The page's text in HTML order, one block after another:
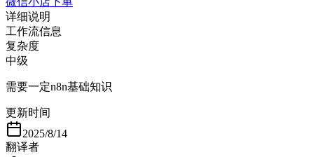
详细说明
工作流信息
复杂度
中级
需要一定n8n基础知识
更新时间
2025/8/14
翻译者